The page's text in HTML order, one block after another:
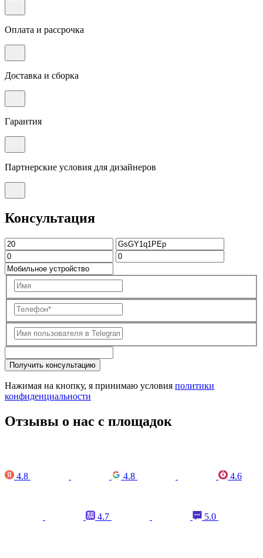
Оплата и рассрочка
Доставка и сборка
Гарантия
Партнерские условия для дизайнеров
Консультация
Получить консультацию
Нажимая на кнопку, я принимаю условия политики
конфиденциальности
Отзывы о нас с площадок
4.8 4.8 4.6
4.7 5.0